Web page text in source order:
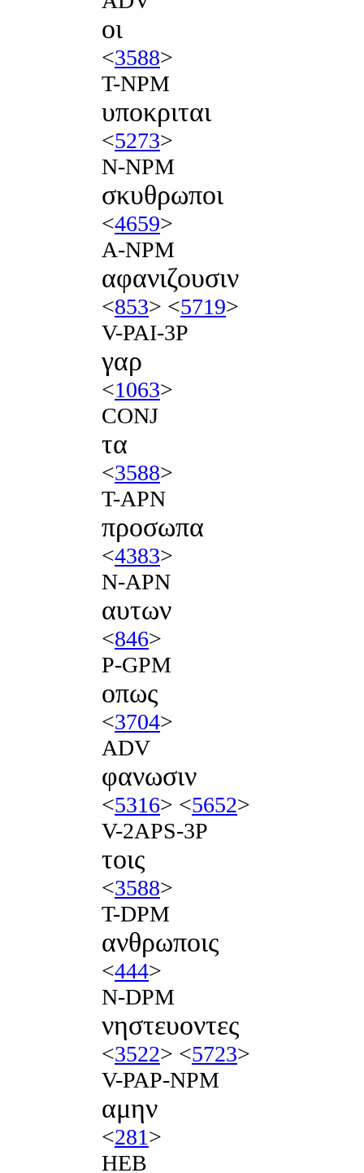
οι
<3588>
T-NPM
υποκριται
<5273>
N-NPM
σκυθρωποι
<4659>
A-NPM
αφανιζουσιν
<853> <5719>
V-PAI-3P
γαρ
<1063>
CONJ
τα
<3588>
T-APN
προσωπα
<4383>
N-APN
αυτων
<846>
P-GPM
οπως
<3704>
ADV
φανωσιν
<5316> <5652>
V-2APS-3P
τοις
<3588>
T-DPM
ανθρωποις
<444>
N-DPM
νηστευοντες
<3522> <5723>
V-PAP-NPM
αμην
<281>
HEB